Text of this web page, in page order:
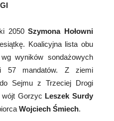
2050Szymona Hołowni
Koalicyjna lista obu
wyników sondażowych
57 mandatów. Z ziemi
Sejmu z Trzeciej Drogi
wójt Gorzyc Leszek Surdy
Wojciech Śmiech.